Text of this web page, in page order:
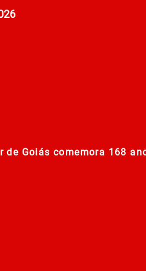
de Goiás comemora 168
de Multivacinação já
Ação: Mutirão de ações
de Lula à